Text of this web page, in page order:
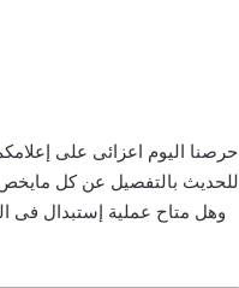
للحديث بالتفصيل عن كل مايخص
وهل متاح عملية إستبدال فى